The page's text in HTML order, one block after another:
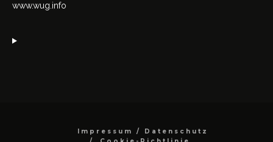
www.wug.info
Impressum / Datenschutz